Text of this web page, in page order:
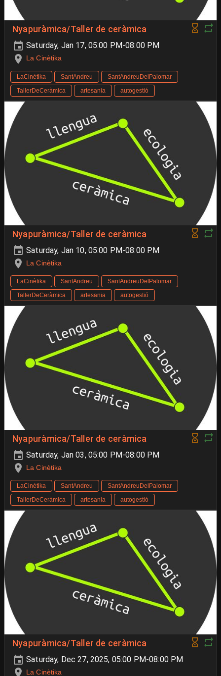
Nyapuràmica/Taller de ceràmica
Saturday, Jan 17, 05:00 PM-08:00 PM
La Cinètika
LaCinètika SantAndreu
SantAndreuDelPalomar
TallerDeCeràmica
artesania autogestió
Nyapuràmica/Taller de ceràmica
Saturday, Jan 10, 05:00 PM-08:00 PM
La Cinètika
LaCinètika SantAndreu
SantAndreuDelPalomar
TallerDeCeràmica
artesania autogestió
Nyapuràmica/Taller de ceràmica
Saturday, Jan 03, 05:00 PM-08:00 PM
La Cinètika
LaCinètika SantAndreu
SantAndreuDelPalomar
TallerDeCeràmica
artesania autogestió
Nyapuràmica/Taller de ceràmica
Saturday, Dec 27, 2025, 05:00 PM-08:00 PM
La Cinètika